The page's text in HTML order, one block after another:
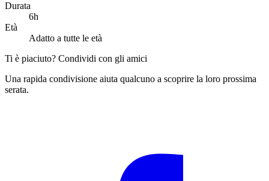
Durata
6h
Età
Adatto a tutte le età
Ti è piaciuto? Condividi con gli amici
Una rapida condivisione aiuta qualcuno a scoprire la loro prossima
serata.